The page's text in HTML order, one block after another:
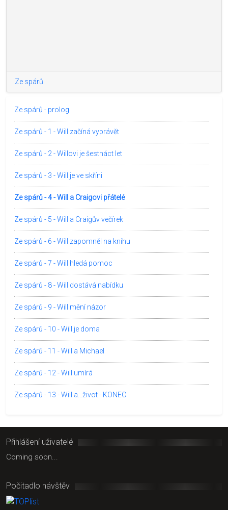
Ze spárů
Ze spárů - prolog
Ze spárů - 1 - Will začíná vyprávět
Ze spárů - 2 - Willovi je šestnáct let
Ze spárů - 3 - Will je ve skříni
Ze spárů - 4 - Will a Craigovi přátelé
Ze spárů - 5 - Will a Craigův večírek
Ze spárů - 6 - Will zapomněl na knihu
Ze spárů - 7 - Will hledá pomoc
Ze spárů - 8 - Will dostává nabídku
Ze spárů - 9 - Will mění názor
Ze spárů - 10 - Will je doma
Ze spárů - 11 - Will a Michael
Ze spárů - 12 - Will umírá
Ze spárů - 13 - Will a...život - KONEC
Přihlášení uživatelé
Coming soon...
Počitadlo návštěv